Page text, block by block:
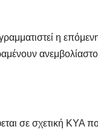
η
σε σχετική